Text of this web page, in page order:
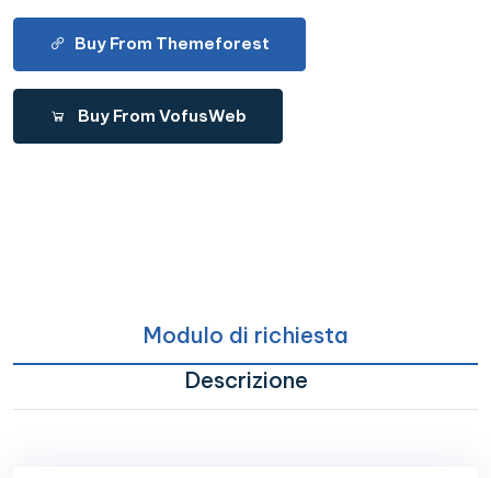
Buy From Themeforest
Buy From VofusWeb
Modulo di richiesta
Descrizione